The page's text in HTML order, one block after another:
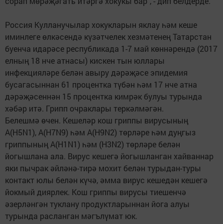
Россия Кулланучылар хокукларын яклау һәм кеше
иминлеге өлкәсендә күзәтчелек хезмәтенең Татарстан
буенча идарәсе республикада 1-7 май көннәрендә (2017
елның 18 нче атнасы) кискен тын юллары
инфекцияләре белән авыру дәрәҗәсе эпидемия
бусагасыннан 61 процентка түбән һәм 17 нче атна
дәрәҗәсеннән 15 процентка кимрәк булуы турында
хәбәр итә. Грипп очраклары теркәлмәгән.
Белешмә өчен. Кешеләр кош гриппы вирусының
A(H5N1), A(H7N9) һәм A(H9N2) төрләре һәм дуңгыз
гриппының A(H1N1) һәм (H3N2) төрләре белән
йогышлана ала. Вирус кешегә йогышланган хайваннар
яки пычрак әйләнә-тирә мохит белән турыдан-туры
контакт юлы белән күчә, әмма вирус кешедән кешегә
йокмый диярлек. Кош гриппы вирусы тиешенчә
әзерләнгән туклану продуктларыннан йога алуы
турында расланган мәгълүмат юк.